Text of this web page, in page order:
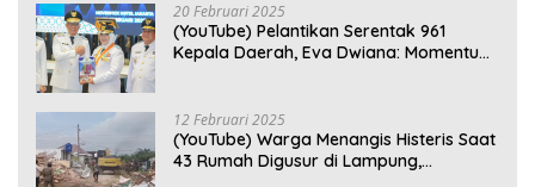
20 Februari 2025
(YouTube) Pelantikan Serentak 961
Kepala Daerah, Eva Dwiana: Momentum
12 Februari 2025
(YouTube) Warga Menangis Histeris Saat
43 Rumah Digusur di Lampung,